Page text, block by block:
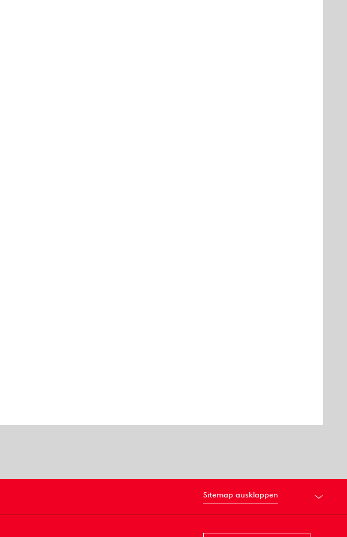
Sitemap ausklappen